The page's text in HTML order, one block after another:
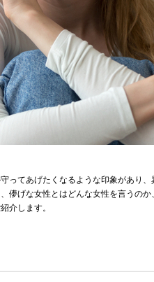
ってあげたくなるような印象があり
儚げな女性とはどんな女性を言うの
介します。